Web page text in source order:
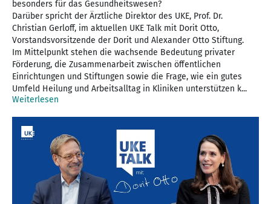
besonders für das Gesundheitswesen?
Darüber spricht der Ärztliche Direktor des UKE, Prof. Dr.
Christian Gerloff, im aktuellen UKE Talk mit Dorit Otto,
Vorstandsvorsitzende der Dorit und Alexander Otto Stiftung.
Im Mittelpunkt stehen die wachsende Bedeutung privater
Förderung, die Zusammenarbeit zwischen öffentlichen
Einrichtungen und Stiftungen sowie die Frage, wie ein gutes
Umfeld Heilung und Arbeitsalltag in Kliniken unterstützen k...
Weiterlesen